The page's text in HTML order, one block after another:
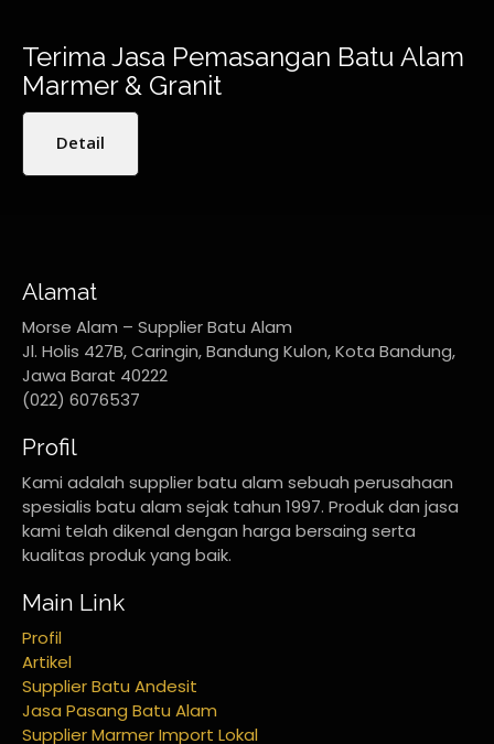
Terima Jasa Pemasangan Batu Alam
Marmer & Granit
Detail
Alamat
Morse Alam – Supplier Batu Alam
Jl. Holis 427B, Caringin, Bandung Kulon, Kota Bandung,
Jawa Barat 40222
(022) 6076537
Profil
Kami adalah supplier batu alam sebuah perusahaan
spesialis batu alam sejak tahun 1997. Produk dan jasa
kami telah dikenal dengan harga bersaing serta
kualitas produk yang baik.
Main Link
Profil
Artikel
Supplier Batu Andesit
Jasa Pasang Batu Alam
Supplier Marmer Import Lokal